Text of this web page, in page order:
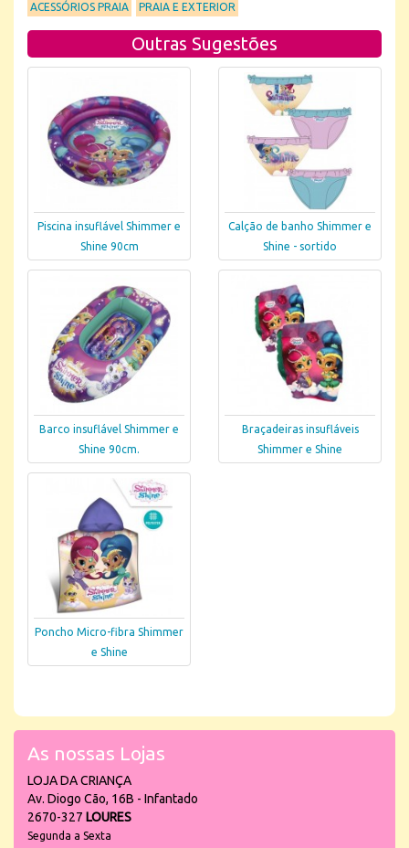
ACESSÓRIOS PRAIA PRAIA E EXTERIOR
Outras Sugestões
Piscina insuflável Shimmer e
Shine 90cm
Calção de banho Shimmer e
Shine - sortido
Barco insuflável Shimmer e
Shine 90cm.
Braçadeiras insufláveis
Shimmer e Shine
Poncho Micro-fibra Shimmer
e Shine
As nossas Lojas
LOJA DA CRIANÇA
Av. Diogo Cão, 16B - Infantado
2670-327 LOURES
Segunda a Sexta